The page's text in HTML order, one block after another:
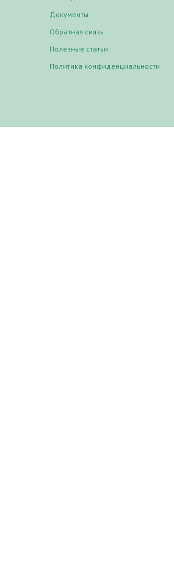
Документы
Обратная связь
Полезные статьи
Политика конфиденциальности